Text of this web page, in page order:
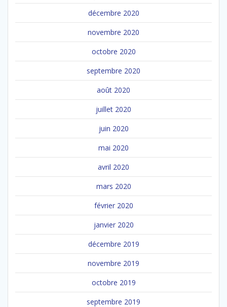
décembre 2020
novembre 2020
octobre 2020
septembre 2020
août 2020
juillet 2020
juin 2020
mai 2020
avril 2020
mars 2020
février 2020
janvier 2020
décembre 2019
novembre 2019
octobre 2019
septembre 2019